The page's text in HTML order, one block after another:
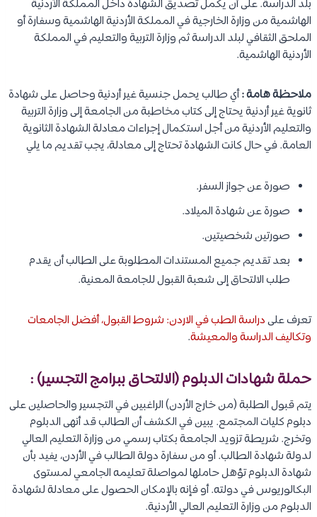
بلد الدراسة. على أن يكمل تصديق الشهادة داخل المملكة الأردنية
الهاشمية من وزارة الخارجية في المملكة الأردنية الهاشمية وسفارة أو
الملحق الثقافي لبلد الدراسة ثم وزارة التربية والتعليم في المملكة
الأردنية الهاشمية.
ملاحظة هامة :أي طالب يحمل جنسية غير أردنية وحاصل على شهادة
ثانوية غير أردنية يحتاج إلى كتاب مخاطبة من الجامعة إلى وزارة التربية
والتعليم الأردنية من أجل استكمال إجراءات معادلة الشهادة الثانوية
العامة. في حال كانت الشهادة تحتاج إلى معادلة، يجب تقديم ما يلي
صورة عن جواز السفر.
صورة عن شهادة الميلاد.
صورتين شخصيتين.
بعد تقديم جميع المستندات المطلوبة على الطالب أن يقدم
طلب الالتحاق إلى شعبة القبول للجامعة المعنية.
تعرف علىدراسة الطب في الاردن: شروط القبول، أفضل الجامعات
وتكاليف الدراسة والمعيشة.
حملة شهادات الدبلوم (الالتحاق ببرامج التجسير) :
يتم قبول الطلبة (من خارج الأردن) الراغبين في التجسير والحاصلين على
دبلوم كليات المجتمع. يبين في الكشف أن الطالب قد أنهى الدبلوم
وتخرج. شريطة تزويد الجامعة بكتاب رسمي من وزارة التعليم العالي
لدولة شهادة الطالب. أو من سفارة دولة الطالب في الأردن، يفيد بأن
شهادة الدبلوم تؤهل حاملها لمواصلة تعليمه الجامعي لمستوى
البكالوريوس في دولته. أو فإنه بالإمكان الحصول على معادلة لشهادة
الدبلوم من وزارة التعليم العالي الأردنية.